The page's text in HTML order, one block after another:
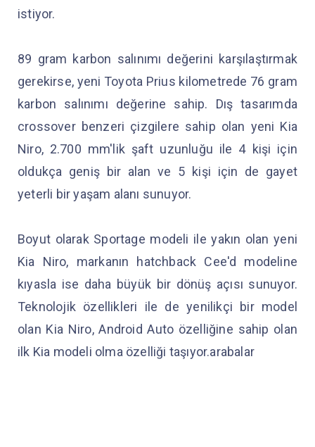
istiyor.
89 gram karbon salınımı değerini karşılaştırmak
gerekirse, yeni Toyota Prius kilometrede 76 gram
karbon salınımı değerine sahip. Dış tasarımda
crossover benzeri çizgilere sahip olan yeni Kia
Niro, 2.700 mm'lik şaft uzunluğu ile 4 kişi için
oldukça geniş bir alan ve 5 kişi için de gayet
yeterli bir yaşam alanı sunuyor.
Boyut olarak Sportage modeli ile yakın olan yeni
Kia Niro, markanın hatchback Cee'd modeline
kıyasla ise daha büyük bir dönüş açısı sunuyor.
Teknolojik özellikleri ile de yenilikçi bir model
olan Kia Niro, Android Auto özelliğine sahip olan
ilk Kia modeli olma özelliği taşıyor.arabalar